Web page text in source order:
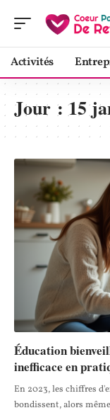
Activités
Jour :15
Éducation
inefficace en
En 2023, les chiffres
bondissent, alors même